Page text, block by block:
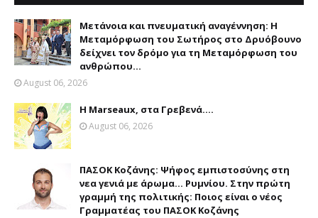
Μετάνοια και πνευματική αναγέννηση: Η
Μεταμόρφωση του Σωτήρος στο Δρυόβουνο
δείχνει τον δρόμο για τη Μεταμόρφωση του
ανθρώπου...
August 06, 2026
Η Marseaux, στα Γρεβενά….
August 06, 2026
ΠΑΣΟΚ Κοζάνης: Ψήφος εμπιστοσύνης στη
νεα γενιά με άρωμα... Ρυμνίου. Στην πρώτη
γραμμή της πολιτικής: Ποιος είναι ο νέος
Γραμματέας του ΠΑΣΟΚ Κοζάνης